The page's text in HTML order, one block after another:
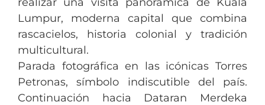
Lumpur, moderna capital que combina
rascacielos, historia colonial y tradición
multicultural.
Parada fotográfica en las icónicas Torres
Petronas, símbolo indiscutible del país.
Continuación hacia Dataran Merdeka